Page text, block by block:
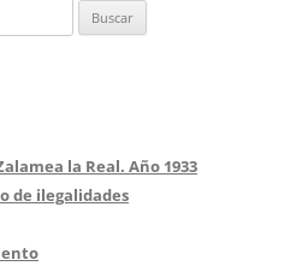
la Real. Año 1933
de ilegalidades